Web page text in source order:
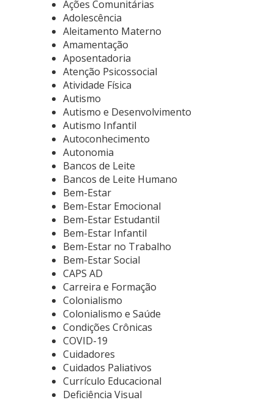
Ações Comunitárias
Adolescência
Aleitamento Materno
Amamentação
Aposentadoria
Atenção Psicossocial
Atividade Física
Autismo
Autismo e Desenvolvimento
Autismo Infantil
Autoconhecimento
Autonomia
Bancos de Leite
Bancos de Leite Humano
Bem-Estar
Bem-Estar Emocional
Bem-Estar Estudantil
Bem-Estar Infantil
Bem-Estar no Trabalho
Bem-Estar Social
CAPS AD
Carreira e Formação
Colonialismo
Colonialismo e Saúde
Condições Crônicas
COVID-19
Cuidadores
Cuidados Paliativos
Currículo Educacional
Deficiência Visual